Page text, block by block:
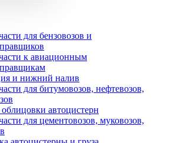
для бензовозов и
к авиационным
и нижний налив
для битумовозов, нефтевозов,
автоцистерн
для цементовозов, муковозов,